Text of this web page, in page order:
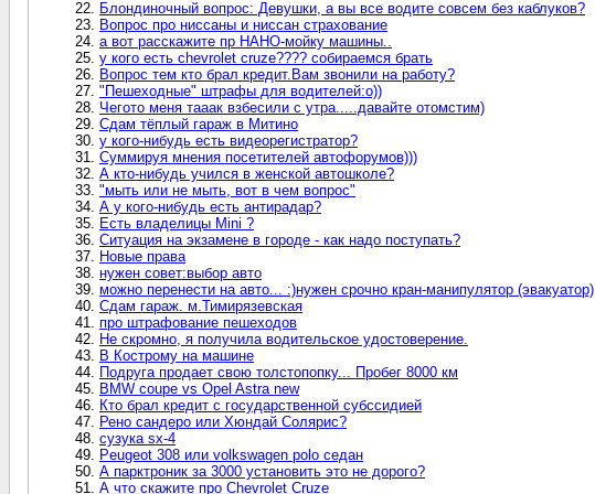
Блондиночный вопрос: Девушки, а вы все водите совсем без каблуков?
Вопрос про ниссаны и ниссан страхование
а вот расскажите пр НАНО-мойку машины..
у кого есть chevrolet cruze???? собираемся брать
Вопрос тем кто брал кредит.Вам звонили на работу?
"Пешеходные" штрафы для водителей:о))
Чегото меня тааак взбесили с утра.....давайте отомстим)
Сдам тёплый гараж в Митино
у кого-нибудь есть видеорегистратор?
Суммируя мнения посетителей автофорумов)))
А кто-нибудь учился в женской автошколе?
"мыть или не мыть, вот в чем вопрос"
А у кого-нибудь есть антирадар?
Есть владелицы Mini ?
Ситуация на экзамене в городе - как надо поступать?
Новые права
нужен совет:выбор авто
можно перенести на авто... :)нужен срочно кран-манипулятор (эвакуатор)
Сдам гараж. м.Тимирязевская
про штрафование пешеходов
Не скромно, я получила водительское удостоверение.
В Кострому на машине
Подруга продает свою толстопопку... Пробег 8000 км
BMW coupe vs Opel Astra new
Кто брал кредит с государственной субссидией
Рено сандеро или Хюндай Солярис?
сузука sx-4
Peugeot 308 или volkswagen polo седан
А парктроник за 3000 установить это не дорого?
А что скажите про Chevrolet Cruze